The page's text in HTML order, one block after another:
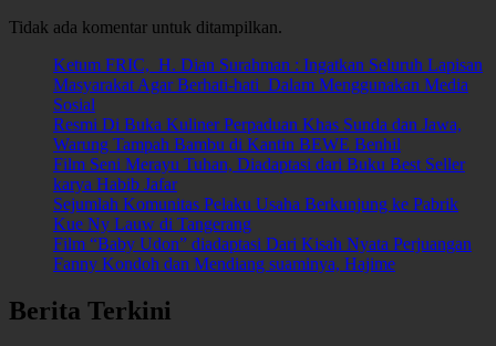
Tidak ada komentar untuk ditampilkan.
Ketum FRIC, H. Dian Surahman : Ingatkan Seluruh Lapisan
Masyarakat Agar Berhati-hati Dalam Menggunakan Media
Sosial
Resmi Di Buka Kuliner Perpaduan Khas Sunda dan Jawa,
Warung Tampah Bambu di Kantin BEWE Benhil
Film Seni Merayu Tuhan, Diadaptasi dari Buku Best Seller
karya Habib Jafar
Sejumlah Komunitas Pelaku Usaha Berkunjung ke Pabrik
Kue Ny Lauw di Tangerang
Film “Baby Udon” diadaptasi Dari Kisah Nyata Perjuangan
Fanny Kondoh dan Mendiang suaminya, Hajime
Berita Terkini